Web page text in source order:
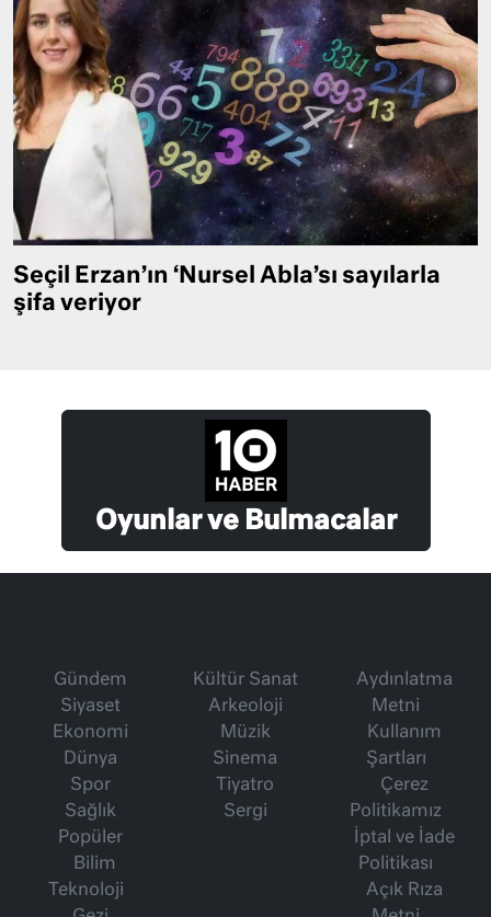
Seçil Erzan’ın ‘Nursel Abla’sı sayılarla
şifa veriyor
Oyunlar ve Bulmacalar
Gündem
Siyaset
Ekonomi
Dünya
Spor
Sağlık
Popüler
Bilim
Teknoloji
Kültür Sanat
Arkeoloji
Müzik
Sinema
Tiyatro
Sergi
Aydınlatma
Metni
Kullanım
Şartları
Çerez
Politikamız
İptal ve İade
Politikası
Açık Rıza